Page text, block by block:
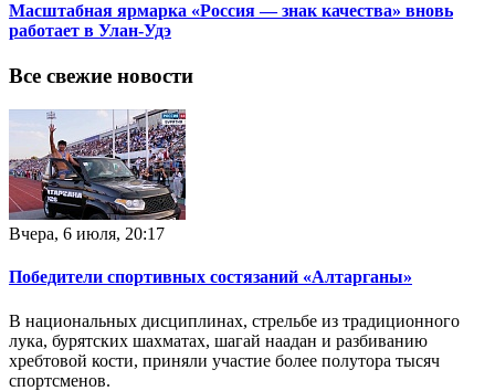
Масштабная ярмарка «Россия — знак качества» вновь
работает в Улан-Удэ
Все свежие новости
Вчера, 6 июля, 20:17
Победители спортивных состязаний «Алтарганы»
В национальных дисциплинах, стрельбе из традиционного
лука, бурятских шахматах, шагай наадан и разбиванию
хребтовой кости, приняли участие более полутора тысяч
спортсменов.